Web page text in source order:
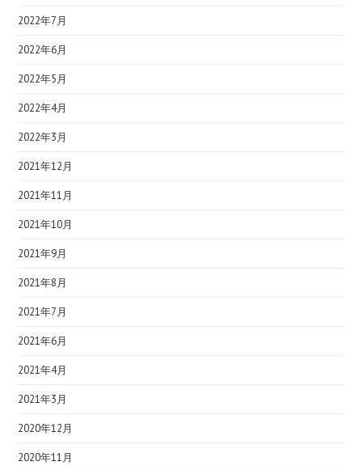
2022年7月
2022年6月
2022年5月
2022年4月
2022年3月
2021年12月
2021年11月
2021年10月
2021年9月
2021年8月
2021年7月
2021年6月
2021年4月
2021年3月
2020年12月
2020年11月